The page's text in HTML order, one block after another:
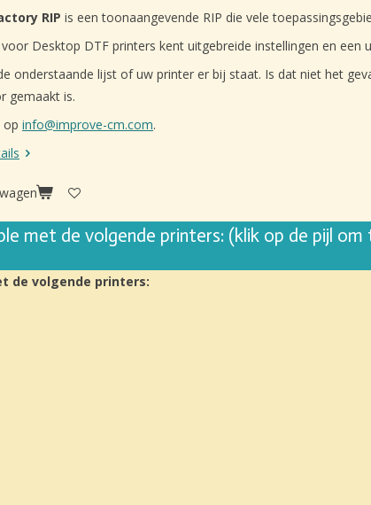
RIP is een toonaangevende RIP die vele
Desktop DTF printers kent uitgebreide instellingen en een
onderstaande lijst of uw printer er bij staat. Is dat niet het
gemaakt is.
op info@improve-cm.com.
met de volgende printers: (klik op de pijl om
de volgende printers: